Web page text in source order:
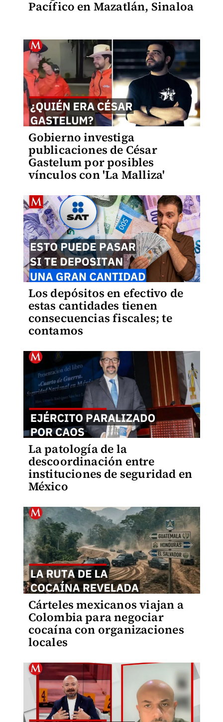
Pacífico en Mazatlán, Sinaloa
Gobierno investiga
publicaciones de César
Gastelum por posibles
vínculos con 'La Malliza'
Los depósitos en efectivo de
estas cantidades tienen
consecuencias fiscales; te
contamos
La patología de la
descoordinación entre
instituciones de seguridad en
México
Cárteles mexicanos viajan a
Colombia para negociar
cocaína con organizaciones
locales